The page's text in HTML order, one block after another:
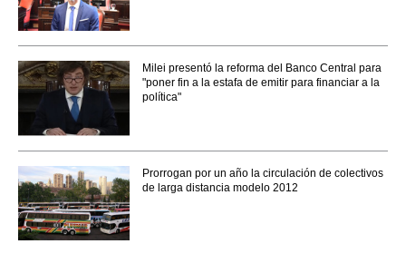
Milei presentó la reforma del Banco Central para
"poner fin a la estafa de emitir para financiar a la
política"
Prorrogan por un año la circulación de colectivos
de larga distancia modelo 2012